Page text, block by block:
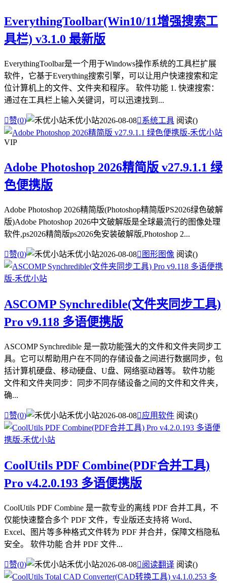
EverythingToolbar(Win10/11增强搜索工
具栏) v3.1.0 最新版
EverythingToolbar是一个用于Windows操作系统的工具栏扩展
软件，它基于Everything搜索引擎，可以让用户快速搜索和定
位计算机上的文件、文件夹和程序。 软件功能 1. 快速搜索：
通过在工具栏上输入关键词，可以迅速找到...
赞(0) 禾优小站2026-08-08系统工具 阅读()
VIP
Adobe Photoshop 2026精简版 v27.9.1.1 绿
色便携版
Adobe Photoshop 2026精简版(Photoshop精简版PS2026绿色破解
版)Adobe Photoshop 2026中文破解版是全球最流行的图像处理
软件,ps2026精简版ps2026免安装破解版,Photoshop 2...
赞(0) 禾优小站2026-08-08 图形图像 阅读()
ASCOMP Synchredible(文件夹同步工具)
Pro v9.118 多语便携版
ASCOMP Synchredible 是一款功能强大的文件和文件夹同步工
具。它可以帮助用户在不同的存储设备之间进行数据同步，包
括计算机硬盘、移动硬盘、U盘、网络驱动器等。 软件功能
文件和文件夹同步：同步不同存储设备之间的文件和文件夹，
确...
赞(0) 禾优小站2026-08-08应用软件 阅读()
CoolUtils PDF Combine(PDF合并工具)
Pro v4.2.0.193 多语便携版
CoolUtils PDF Combine 是一款专业的离线 PDF 合并工具，不
仅能快速整合多个 PDF 文件，专业版还支持将 Word、
Excel、图片等多种格式文件转为 PDF 并合并，保障文档隐私
安全。 软件功能 合并 PDF 文件...
赞(0) 禾优小站2026-08-08阅读翻译 阅读()